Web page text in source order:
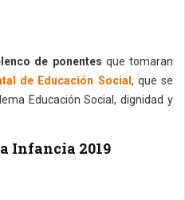
de ponentes que tomaran
de Educación Social , que se
Educación Social, dignidad y
Infancia 2019